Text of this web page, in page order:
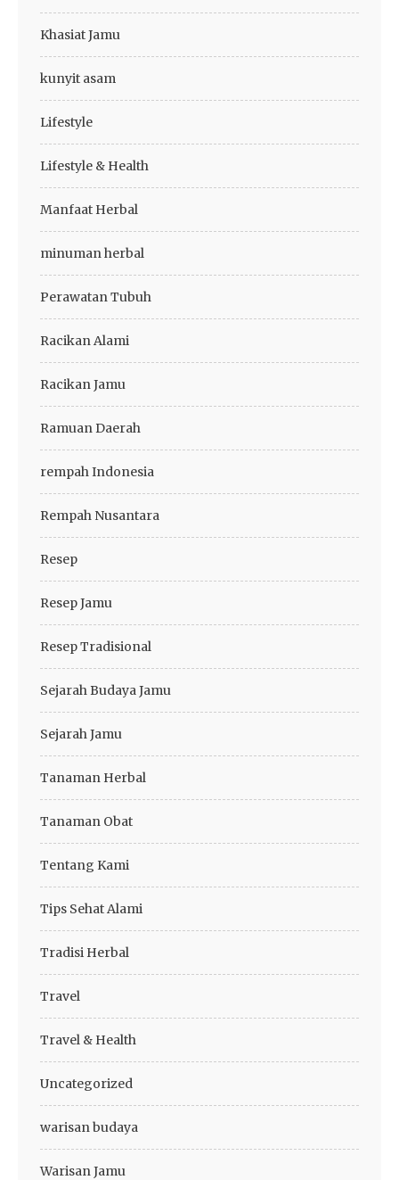
Khasiat Jamu
kunyit asam
Lifestyle
Lifestyle & Health
Manfaat Herbal
minuman herbal
Perawatan Tubuh
Racikan Alami
Racikan Jamu
Ramuan Daerah
rempah Indonesia
Rempah Nusantara
Resep
Resep Jamu
Resep Tradisional
Sejarah Budaya Jamu
Sejarah Jamu
Tanaman Herbal
Tanaman Obat
Tentang Kami
Tips Sehat Alami
Tradisi Herbal
Travel
Travel & Health
Uncategorized
warisan budaya
Warisan Jamu